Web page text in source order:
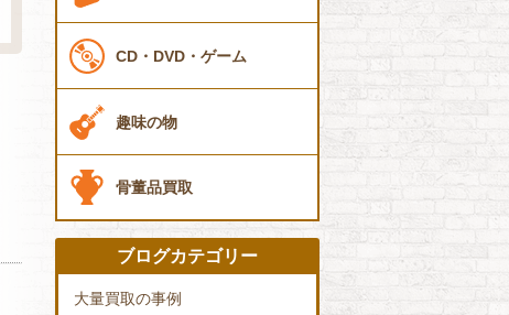
CD・DVD・ゲーム
趣味の物
骨董品買取
ブログカテゴリー
大量買取の事例